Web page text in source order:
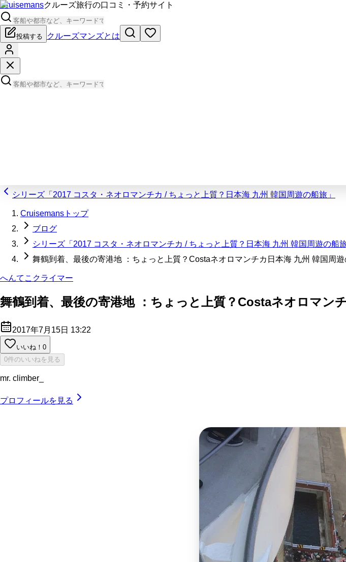
Cruisemansクルーズ旅行の口コミ・予約サイト
投稿する クルーズマンズとは
シリーズ「2017 コスタ・ネオロマンチカ / ちょっと上質？日本海 九州 韓国周遊の船旅」
Cruisemansトップ
ブログ
シリーズ「2017 コスタ・ネオロマンチカ / ちょっと上質？日本海 九州 韓国周遊の船旅
舞鶴到着、最後の寄港地 ：ちょっと上質？Costaネオロマンチカ日本海 九州 韓国周遊
へんてこクライマー
舞鶴到着、最後の寄港地 ：ちょっと上質？Costaネオロマン
2017年7月15日 13:22
いいね！ 0
0件のいいねを見る
mr. climber_
プロフィールを見る